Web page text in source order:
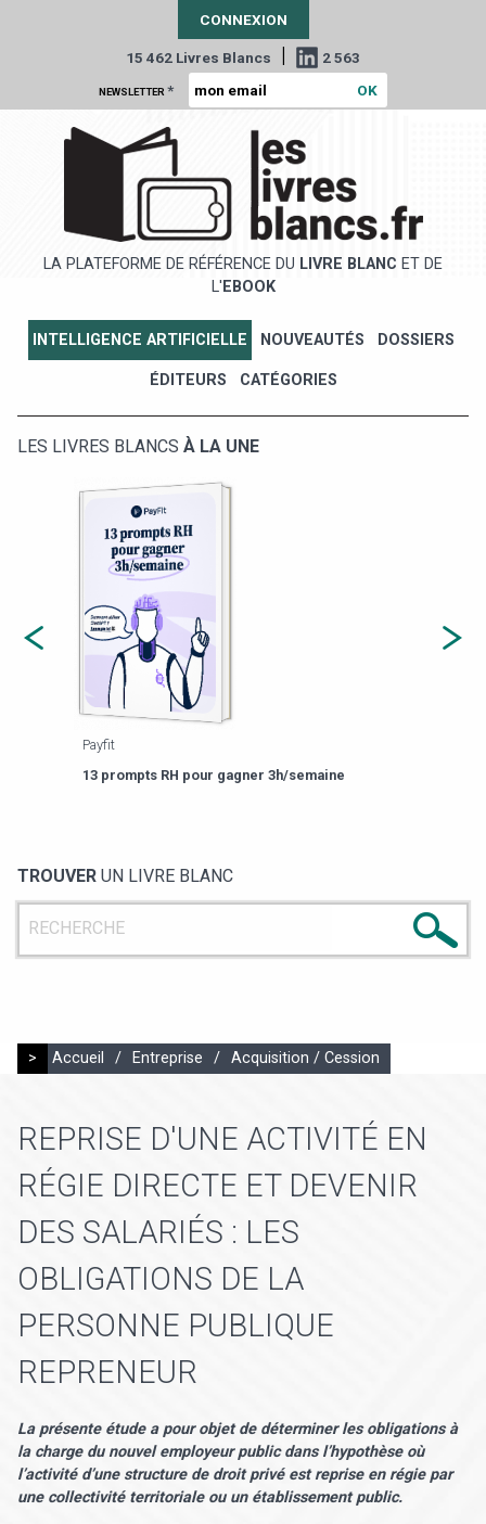
CONNEXION
15 462 Livres Blancs | 2 563
NEWSLETTER *
LA PLATEFORME DE RÉFÉRENCE DU LIVRE BLANC ET DE
L' EBOOK
INTELLIGENCE ARTIFICIELLE NOUVEAUTÉS DOSSIERS
ÉDITEURS CATÉGORIES
LES LIVRES BLANCS À LA UNE
Payfit
13 prompts RH pour gagner 3h/semaine
TROUVER UN LIVRE BLANC
> Accueil / Entreprise / Acquisition / Cession
REPRISE D'UNE ACTIVITÉ EN
RÉGIE DIRECTE ET DEVENIR
DES SALARIÉS : LES
OBLIGATIONS DE LA
PERSONNE PUBLIQUE
REPRENEUR
La présente étude a pour objet de déterminer les obligations à
la charge du nouvel employeur public dans l’hypothèse où
l’activité d’une structure de droit privé est reprise en régie par
une collectivité territoriale ou un établissement public.